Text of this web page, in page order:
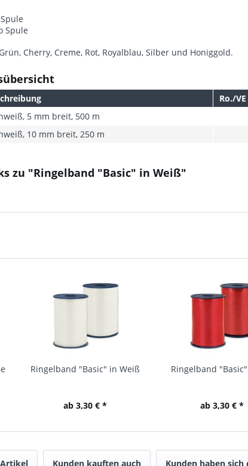
Spule
Cherry, Creme, Rot, Royalblau, Silber und Honiggold.
Ro./VE
5 mm breit, 500 m
10 mm breit, 250 m
zu "Ringelband "Basic" in Weiß"
Ringelband "Basic" in Weiß
ab 3,30 € *
Ringelband
ab 3,30 € *
Kunden kauften auch Kunden haben sich